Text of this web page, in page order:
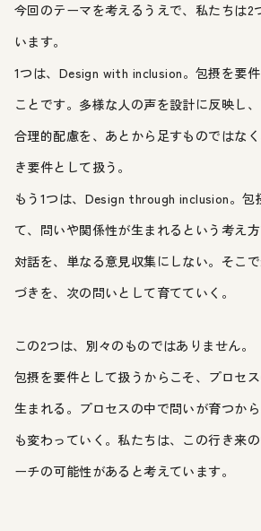
今回のテーマを考えるうえで、私たちは2
います。
1つは、Design with inclusion。包摂を要
ことです。多様な人の声を設計に反映し
合理的配慮を、あとから足すものではな
き要件として扱う。
もう1つは、Design through inclusion。包
て、問いや関係性が生まれるという考え
対話を、単なる意見収集にしない。そこ
づきを、次の問いとして育てていく。
この2つは、別々のものではありません。
包摂を要件として扱うからこそ、プロセ
生まれる。プロセスの中で問いが育つか
も変わっていく。私たちは、この行き来
ーチの可能性があると考えています。